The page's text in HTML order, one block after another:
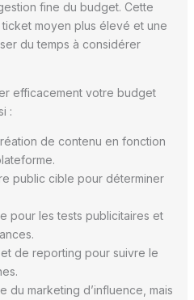
fine du budget. Cette
moyen plus élevé et une
du temps à considérer
efficacement votre budget
:
de contenu en fonction
public cible pour déterminer
pour les tests publicitaires et
de reporting pour suivre le
du marketing d’influence, mais